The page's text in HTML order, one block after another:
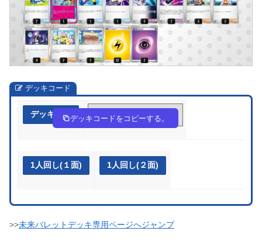
デッキコード
デッキ作成 ypMS2S-H6MpSA-MUMyMM
デッキコードをコピーする。
1人回し(１面) 1人回し(２面)
>>未来バレットデッキ専用ページへジャンプ